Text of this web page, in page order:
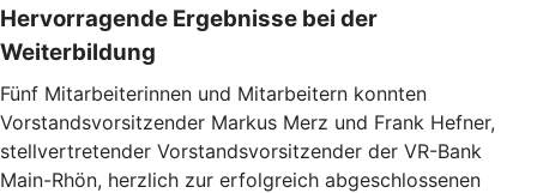
Hervorragende Ergebnisse bei der
Weiterbildung
Fünf Mitarbeiterinnen und Mitarbeitern konnten
Vorstandsvorsitzender Markus Merz und Frank Hefner,
stellvertretender Vorstandsvorsitzender der VR-Bank
Main-Rhön, herzlich zur erfolgreich abgeschlossenen